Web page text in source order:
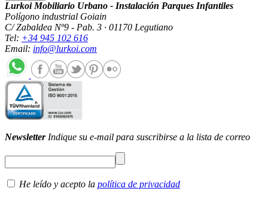
Lurkoi Mobiliario Urbano - Instalación Parques Infantiles
Polígono industrial Goiain
C/ Zabaldea Nº9 - Pab. 3 · 01170 Legutiano
Tel: +34 945 102 616
Email: info@lurkoi.com
NewsletterIndique su e-mail para suscribirse a la lista de correo
He leído y acepto la política de privacidad